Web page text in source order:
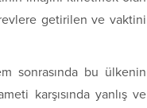
getirilen ve vaktini
sonrasında bu ülkenin
karşısında yanlış ve